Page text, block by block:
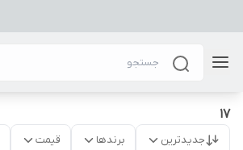
17
جدیدترین برندها قیمت